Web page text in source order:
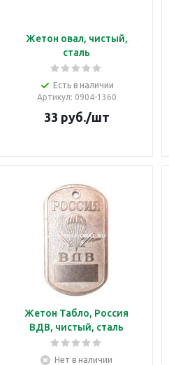
Жетон овал, чистый,
сталь
Есть в наличии
Артикул: 0904-1360
33 руб./шт
Жетон Табло, Россия
ВДВ, чистый, сталь
Нет в наличии